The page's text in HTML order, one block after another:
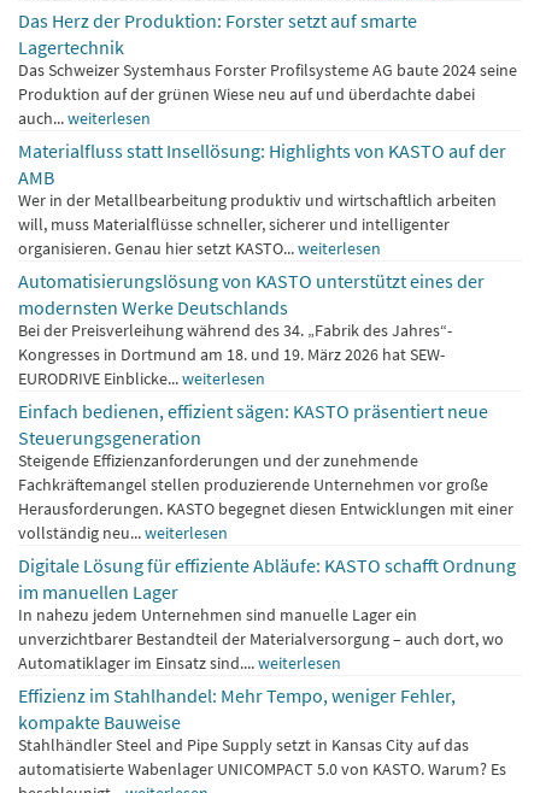
Das Herz der Produktion: Forster setzt auf smarte
Lagertechnik
Das Schweizer Systemhaus Forster Profilsysteme AG baute 2024 seine
Produktion auf der grünen Wiese neu auf und überdachte dabei
auch...weiterlesen
Materialfluss statt Insellösung: Highlights von KASTO auf der
AMB
Wer in der Metallbearbeitung produktiv und wirtschaftlich arbeiten
will, muss Materialflüsse schneller, sicherer und intelligenter
organisieren. Genau hier setzt KASTO...weiterlesen
Automatisierungslösung von KASTO unterstützt eines der
modernsten Werke Deutschlands
Bei der Preisverleihung während des 34. „Fabrik des Jahres“-
Kongresses in Dortmund am 18. und 19. März 2026 hat SEW-
EURODRIVE Einblicke...weiterlesen
Einfach bedienen, effizient sägen: KASTO präsentiert neue
Steuerungsgeneration
Steigende Effizienzanforderungen und der zunehmende
Fachkräftemangel stellen produzierende Unternehmen vor große
Herausforderungen. KASTO begegnet diesen Entwicklungen mit einer
vollständig neu...weiterlesen
Digitale Lösung für effiziente Abläufe: KASTO schafft Ordnung
im manuellen Lager
In nahezu jedem Unternehmen sind manuelle Lager ein
unverzichtbarer Bestandteil der Materialversorgung – auch dort, wo
Automatiklager im Einsatz sind....weiterlesen
Effizienz im Stahlhandel: Mehr Tempo, weniger Fehler,
kompakte Bauweise
Stahlhändler Steel and Pipe Supply setzt in Kansas City auf das
automatisierte Wabenlager UNICOMPACT 5.0 von KASTO. Warum? Es